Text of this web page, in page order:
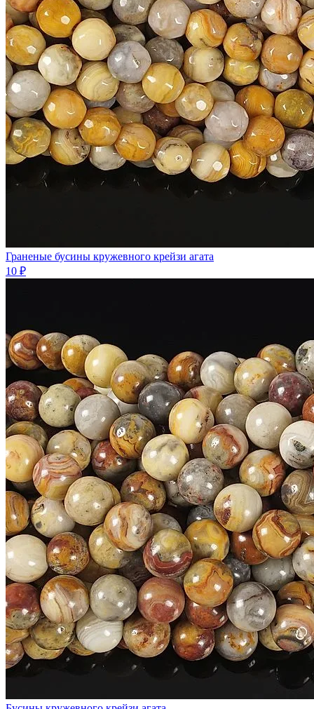
Граненые бусины кружевного крейзи агата
10 ₽